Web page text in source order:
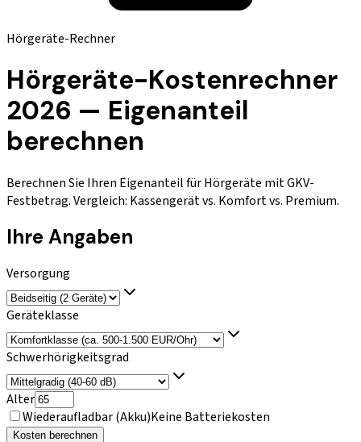
Hörgeräte-Rechner
Hörgeräte-Kostenrechner
2026 — Eigenanteil
berechnen
Berechnen Sie Ihren Eigenanteil für Hörgeräte mit GKV-
Festbetrag. Vergleich: Kassengerät vs. Komfort vs. Premium.
Ihre Angaben
Versorgung
Geräteklasse
Schwerhörigkeitsgrad
Alter
Wiederaufladbar (Akku)Keine Batteriekosten
Kosten berechnen